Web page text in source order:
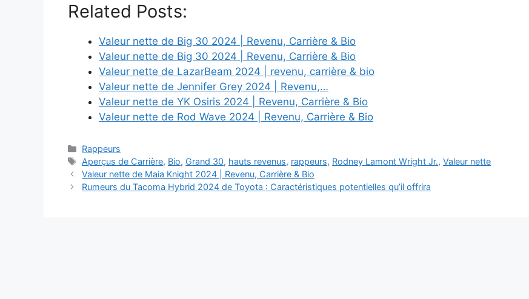
Related Posts:
Valeur nette de Big 30 2024 | Revenu, Carrière & Bio
Valeur nette de Big 30 2024 | Revenu, Carrière & Bio
Valeur nette de LazarBeam 2024 | revenu, carrière & bio
Valeur nette de Jennifer Grey 2024 | Revenu,…
Valeur nette de YK Osiris 2024 | Revenu, Carrière & Bio
Valeur nette de Rod Wave 2024 | Revenu, Carrière & Bio
Categories
Rappeurs
Tags
Aperçus de Carrière, Bio, Grand 30, hauts revenus, rappeurs, Rodney Lamont Wright Jr.,Valeur nette
Valeur nette de Maia Knight 2024 | Revenu, Carrière & Bio
Rumeurs du Tacoma Hybrid 2024 de Toyota : Caractéristiques potentielles qu’il offrira